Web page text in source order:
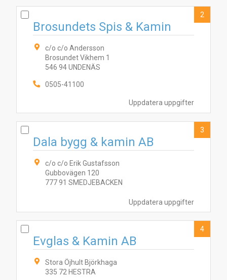
Uppdatera uppgifter
Brosundets Spis & Kamin
c/o c/o Andersson
Brosundet Vikhem 1
546 94 UNDENÄS
0505-41100
2
Uppdatera uppgifter
Dala bygg & kamin AB
c/o c/o Erik Gustafsson
Gubbovägen 120
777 91 SMEDJEBACKEN
3
Evglas & Kamin AB
Stora Öjhult Björkhaga
335 72 HESTRA
4